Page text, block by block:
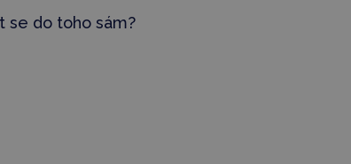
se do toho sám?